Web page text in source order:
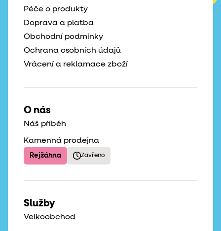
Péče o produkty
Doprava a platba
Obchodní podmínky
Ochrana osobních údajů
Vrácení a reklamace zboží
O nás
Náš příběh
Kamenná prodejna
Rejžárna Zavřeno
Služby
Velkoobchod